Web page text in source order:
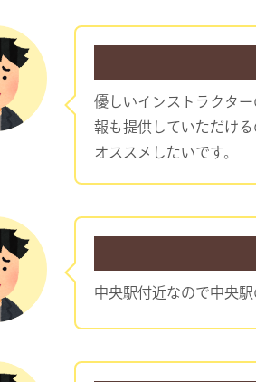
優しいインストラクタ
報も提供していただけ
オススメしたいです。
中央駅付近なので中央